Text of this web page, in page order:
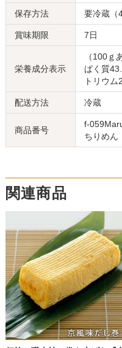
保存方法 要冷蔵（
賞味期限 7日
栄養成分表示
（100ｇ
ぱく質
トリウ
配送方法 冷蔵
商品番号
f-
ちりめん
関連商品